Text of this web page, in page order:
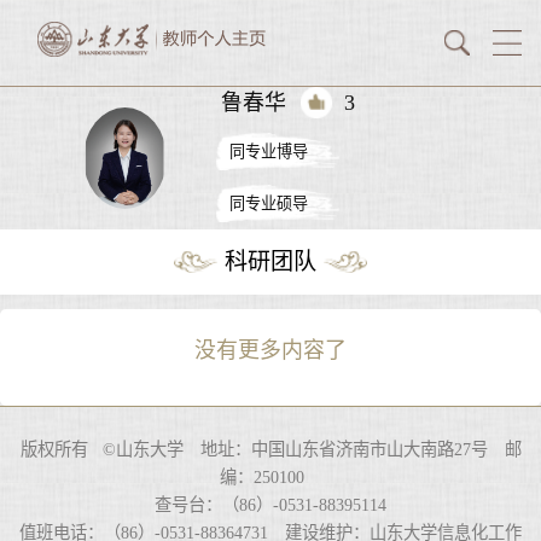
鲁春华 3
同专业博导
同专业硕导
科研团队
没有更多内容了
版权所有 ©山东大学 地址：中国山东省济南市山大南路27号 邮
编：250100
查号台：（86）-0531-88395114
值班电话：（86）-0531-88364731 建设维护：山东大学信息化工作